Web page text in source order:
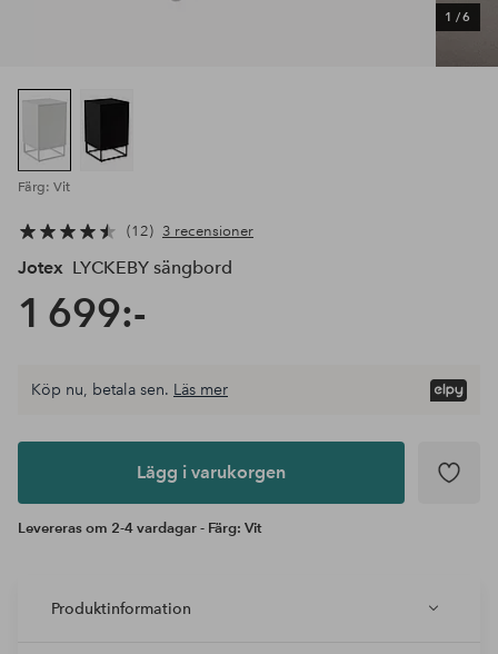
1 /6
Färg: Vit
12 3 recensioner
Jotex LYCKEBY sängbord
1 699:-
Lägg i
Köp nu, betala sen. Läs mer
Lägg i varukorgen
Levereras om 2-4 vardagar - Färg: Vit
Produktinformation